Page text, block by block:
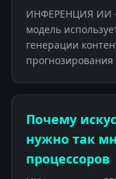
ИНФЕРЕНЦИЯ ИИ
модель
генерации
Почему
нужно так
процессоров